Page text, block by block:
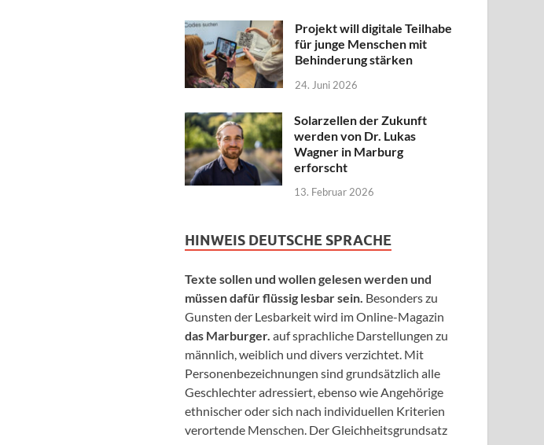
Projekt will digitale Teilhabe
für junge Menschen mit
Behinderung stärken
24. Juni 2026
Solarzellen der Zukunft
werden von Dr. Lukas
Wagner in Marburg
erforscht
13. Februar 2026
HINWEIS DEUTSCHE SPRACHE
Texte sollen und wollen gelesen werden und
müssen dafür flüssig lesbar sein. Besonders zu
Gunsten der Lesbarkeit wird im Online-Magazin
das Marburger. auf sprachliche Darstellungen zu
männlich, weiblich und divers verzichtet. Mit
Personenbezeichnungen sind grundsätzlich alle
Geschlechter adressiert, ebenso wie Angehörige
ethnischer oder sich nach individuellen Kriterien
verortende Menschen. Der Gleichheitsgrundsatz